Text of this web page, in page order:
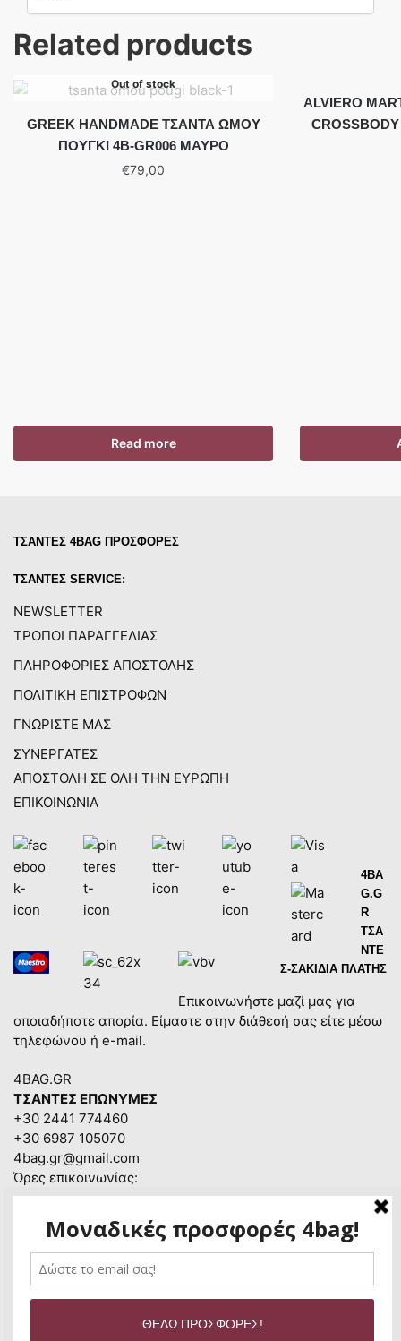
Related products
Out of stock
GREEK HANDMADE ΤΣΑΝΤΑ ΩΜΟΥ
ΠΟΥΓΚΙ 4B-GR006 ΜΑΥΡΟ
€79,00
Read more
ALVIERO
ΤΣΑΝΤΕΣ 4BAG ΠΡΟΣΦΟΡΕΣ
ΤΣΑΝΤΕΣ SERVICE:
NEWSLETTER
ΤΡΟΠΟΙ ΠΑΡΑΓΓΕΛΙΑΣ
ΠΛΗΡΟΦΟΡΙΕΣ ΑΠΟΣΤΟΛΗΣ
ΠΟΛΙΤΙΚΗ ΕΠΙΣΤΡΟΦΩΝ
ΓΝΩΡΙΣΤΕ ΜΑΣ
ΣΥΝΕΡΓΑΤΕΣ
ΑΠΟΣΤΟΛΗ ΣΕ ΟΛΗ ΤΗΝ ΕΥΡΩΠΗ
ΕΠΙΚΟΙΝΩΝΙΑ
4BA
G.G
R
ΤΣΑ
ΝΤΕ
Σ-ΣΑΚΙΔΙΑ ΠΛΑΤΗΣ
Επικοινωνήστε μαζί μας για
οποιαδήποτε απορία. Είμαστε στην διάθεσή σας είτε μέσω
τηλεφώνου ή e-mail.
4BAG.GR
ΤΣΑΝΤΕΣ ΕΠΩΝΥΜΕΣ
+30 2441 774460
+30 6987 105070
4bag.gr@gmail.com
Ώρες επικοινωνίας:
Δευτέρα – Παρασκευή:
8:30πμ – 14:30μμ &
Copyright © 2020 |4BAG.GR| WEB DESIGN |SEO